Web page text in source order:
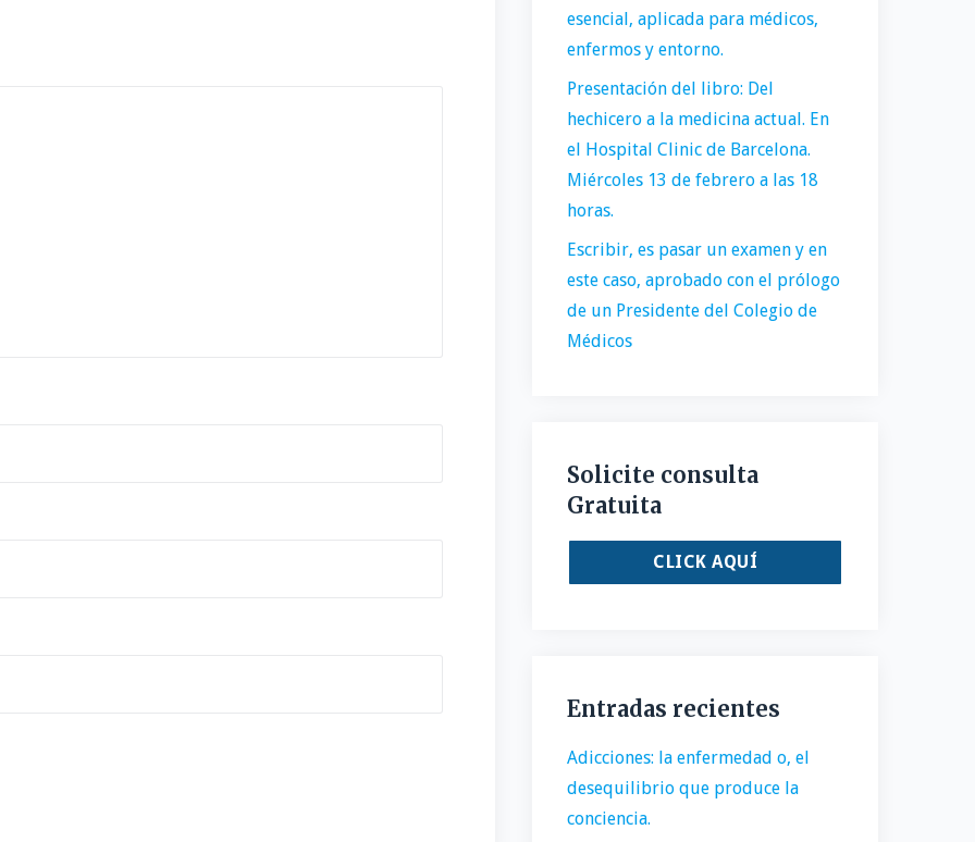
esencial, aplicada para médicos,
enfermos y entorno.
Presentación del libro: Del
hechicero a la medicina actual. En
el Hospital Clinic de Barcelona.
Miércoles 13 de febrero a las 18
horas.
Escribir, es pasar un examen y en
este caso, aprobado con el prólogo
de un Presidente del Colegio de
Médicos
Solicite consulta
Gratuita
CLICK AQUÍ
Entradas recientes
Adicciones: la enfermedad o, el
desequilibrio que produce la
conciencia.